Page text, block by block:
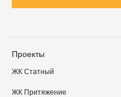
Проекты
ЖК Статный
ЖК Притяжение